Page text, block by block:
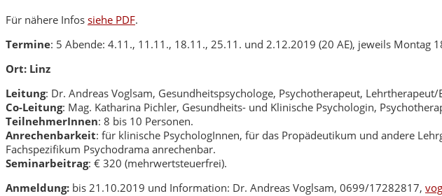
Für nähere Infos siehe PDF.
Termine: 5 Abende: 4.11., 11.11., 18.11., 25.11. und 2.12.2019 (20 AE), jeweils Montag
Ort: Linz
Leitung: Dr. Andreas Voglsam, Gesundheitspsychologe, Psychotherapeut,
Co-Leitung: Mag. Katharina Pichler, Gesundheits- und Klinische Psychologin,
TeilnehmerInnen: 8 bis 10 Personen.
Anrechenbarkeit: für klinische PsychologInnen, für das Propädeutikum und andere
Fachspezifikum Psychodrama anrechenbar.
Seminarbeitrag: € 320 (mehrwertsteuerfrei).
Anmeldung: bis 21.10.2019 und Information: Dr. Andreas Voglsam, 0699/17282817,